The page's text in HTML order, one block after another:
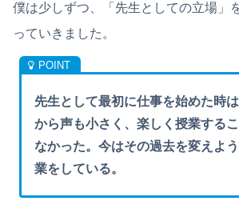
僕は少しずつ、「先生としての立場」
っていきました。
先生として最初に仕事を始めた時
から声も小さく、楽しく授業する
なかった。今はその過去を変えよ
業をしている。